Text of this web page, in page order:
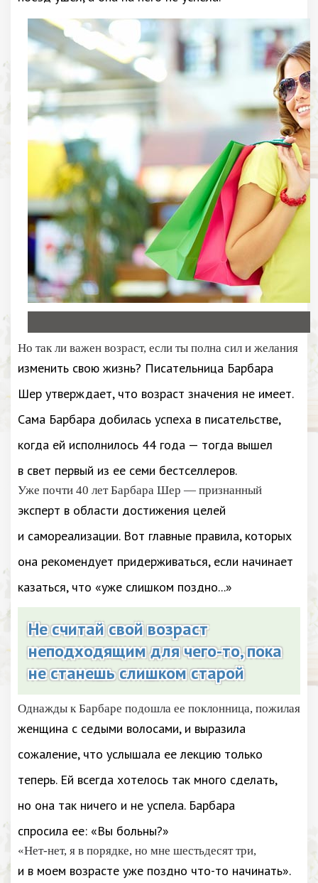
Но так ли важен возраст, если ты полна сил и желания
изменить свою жизнь? Писательница Барбара
Шер утверждает, что возраст значения не имеет.
Сама Барбара добилась успеха в писательстве,
когда ей исполнилось 44 года — тогда вышел
в свет первый из ее семи бестселлеров.
Уже почти 40 лет Барбара Шер — признанный
эксперт в области достижения целей
и самореализации. Вот главные правила, которых
она рекомендует придерживаться, если начинает
казаться, что «уже слишком поздно...»
Не считай свой возраст
неподходящим для чего-то, пока
не станешь слишком старой
Однажды к Барбаре подошла ее поклонница, пожилая
женщина с седыми волосами, и выразила
сожаление, что услышала ее лекцию только
теперь. Ей всегда хотелось так много сделать,
но она так ничего и не успела. Барбара
спросила ее: «Вы больны?»
«Нет-нет, я в порядке, но мне шестьдесят три,
и в моем возрасте уже поздно что-то начинать».